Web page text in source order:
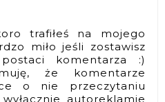
trafiłeś na mojego
miło jeśli zostawisz
komentarza :)
że komentarze
o nie przeczytaniu
autoreklamie